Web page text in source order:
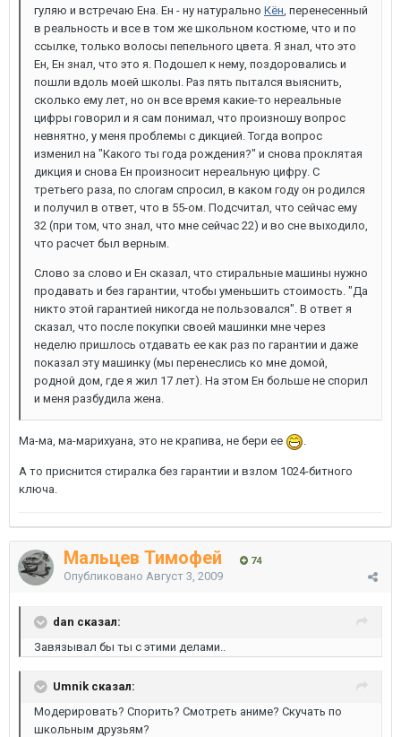
гуляю и встречаю Ена. Ен - ну натурально Кён, перенесенный
в реальность и все в том же школьном костюме, что и по
ссылке, только волосы пепельного цвета. Я знал, что это
Ен, Ен знал, что это я. Подошел к нему, поздоровались и
пошли вдоль моей школы. Раз пять пытался выяснить,
сколько ему лет, но он все время какие-то нереальные
цифры говорил и я сам понимал, что произношу вопрос
невнятно, у меня проблемы с дикцией. Тогда вопрос
изменил на "Какого ты года рождения?" и снова проклятая
дикция и снова Ен произносит нереальную цифру. С
третьего раза, по слогам спросил, в каком году он родился
и получил в ответ, что в 55-ом. Подсчитал, что сейчас ему
32 (при том, что знал, что мне сейчас 22) и во сне выходило,
что расчет был верным.
Слово за слово и Ен сказал, что стиральные машины нужно
продавать и без гарантии, чтобы уменьшить стоимость. "Да
никто этой гарантией никогда не пользовался". В ответ я
сказал, что после покупки своей машинки мне через
неделю пришлось отдавать ее как раз по гарантии и даже
показал эту машинку (мы перенеслись ко мне домой,
родной дом, где я жил 17 лет). На этом Ен больше не спорил
и меня разбудила жена.
Ма-ма, ма-марихуана, это не крапива, не бери ее .
А то приснится стиралка без гарантии и взлом 1024-битного
ключа.
Мальцев Тимофей 74
Опубликовано Август 3, 2009
dan сказал:
Завязывал бы ты с этими делами..
Umnik сказал:
Модерировать? Спорить? Смотреть аниме? Скучать по
школьным друзьям?